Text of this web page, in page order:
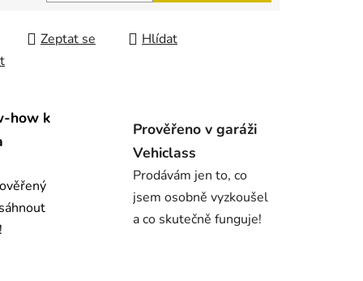
Zeptat se
Hlídat
how k
Prověřeno v garáži
Vehiclass
Prodávám jen to, co
jsem osobně vyzkoušel
a co skutečně funguje!